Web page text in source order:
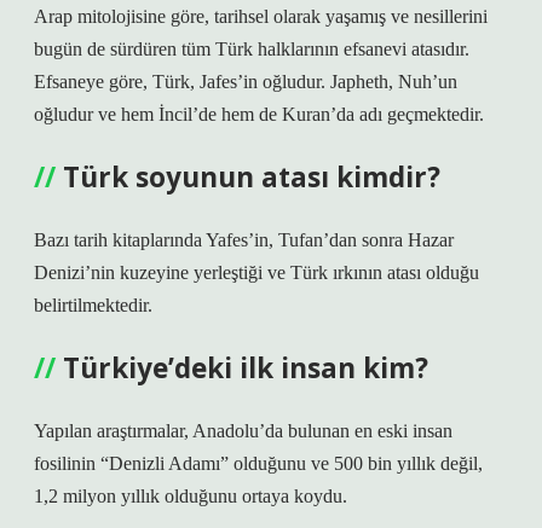
Arap mitolojisine göre, tarihsel olarak yaşamış ve nesillerini
bugün de sürdüren tüm Türk halklarının efsanevi atasıdır.
Efsaneye göre, Türk, Jafes’in oğludur. Japheth, Nuh’un
oğludur ve hem İncil’de hem de Kuran’da adı geçmektedir.
Türk soyunun atası kimdir?
Bazı tarih kitaplarında Yafes’in, Tufan’dan sonra Hazar
Denizi’nin kuzeyine yerleştiği ve Türk ırkının atası olduğu
belirtilmektedir.
Türkiye’deki ilk insan kim?
Yapılan araştırmalar, Anadolu’da bulunan en eski insan
fosilinin “Denizli Adamı” olduğunu ve 500 bin yıllık değil,
1,2 milyon yıllık olduğunu ortaya koydu.